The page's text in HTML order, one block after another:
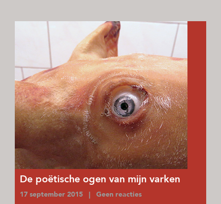
De poëtische ogen van mijn varken
17 september 2015 | Geen reacties